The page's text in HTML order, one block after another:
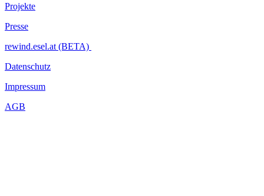
Projekte
Presse
rewind.esel.at (BETA)
Datenschutz
Impressum
AGB